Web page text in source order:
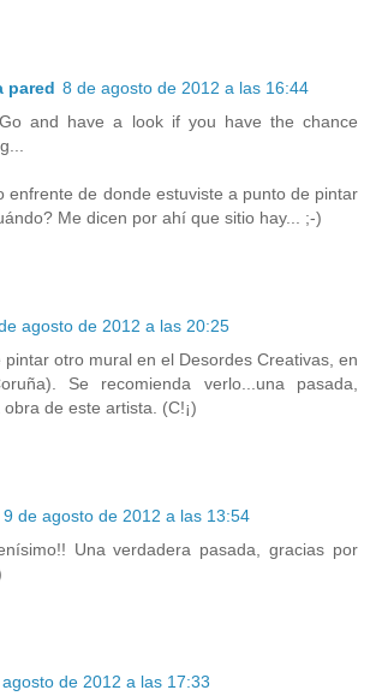
pared 8 de agosto de 2012 a las 16:44
and have a look if you have the chance
enfrente de donde estuviste a punto de pintar
Me dicen por ahí que sitio hay... ;-)
agosto de 2012 a las 20:25
pintar otro mural en el Desordes Creativas, en
Se recomienda verlo...una pasada,
de este artista. (C!¡)
9 de agosto de 2012 a las 13:54
Una verdadera pasada, gracias por
de 2012 a las 17:33